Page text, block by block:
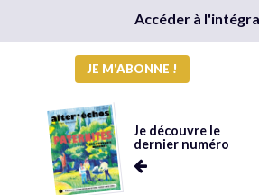
Accéder à
JE M'ABONNE !
Je découvre le
dernier numéro